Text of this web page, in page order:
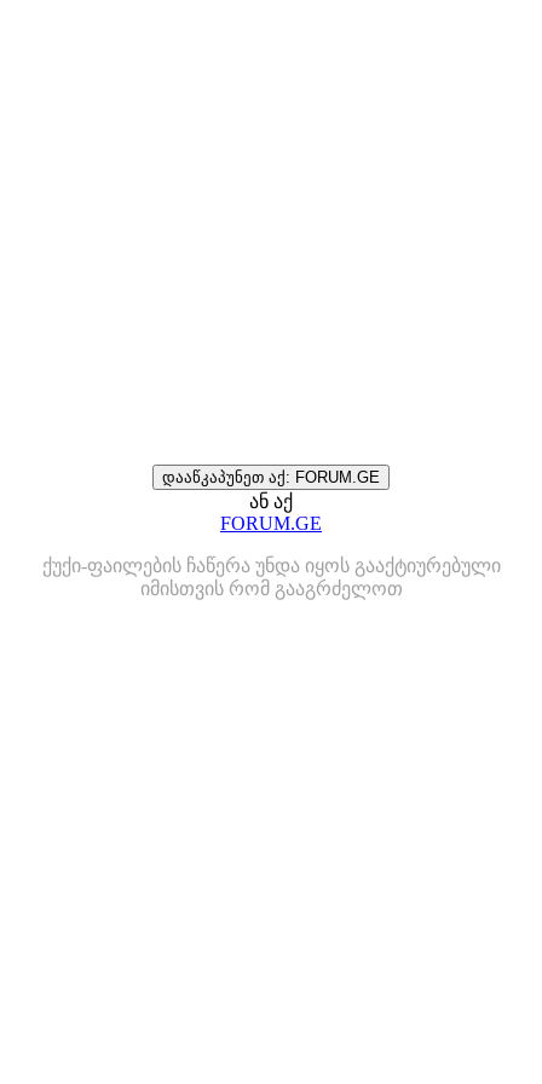
დააწკაპუნეთ აქ: FORUM.GE
ან აქ
FORUM.GE
ქუქი-ფაილების ჩაწერა უნდა იყოს გააქტიურებული
იმისთვის რომ გააგრძელოთ